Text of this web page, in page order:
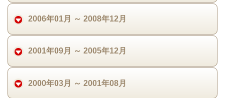
2006年01月 ～ 2008年12月
2001年09月 ～ 2005年12月
2000年03月 ～ 2001年08月